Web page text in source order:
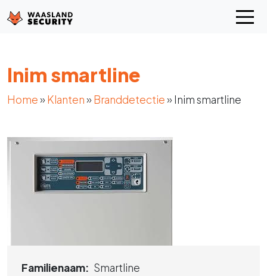
Inim smartline
Home»Klanten»Branddetectie»Inim smartline
Familienaam: Smartline